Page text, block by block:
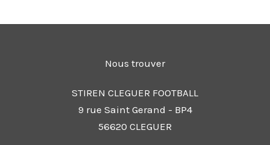
Nous trouver
STIREN CLEGUER FOOTBALL
9 rue Saint Gerand - BP4
56620 CLEGUER